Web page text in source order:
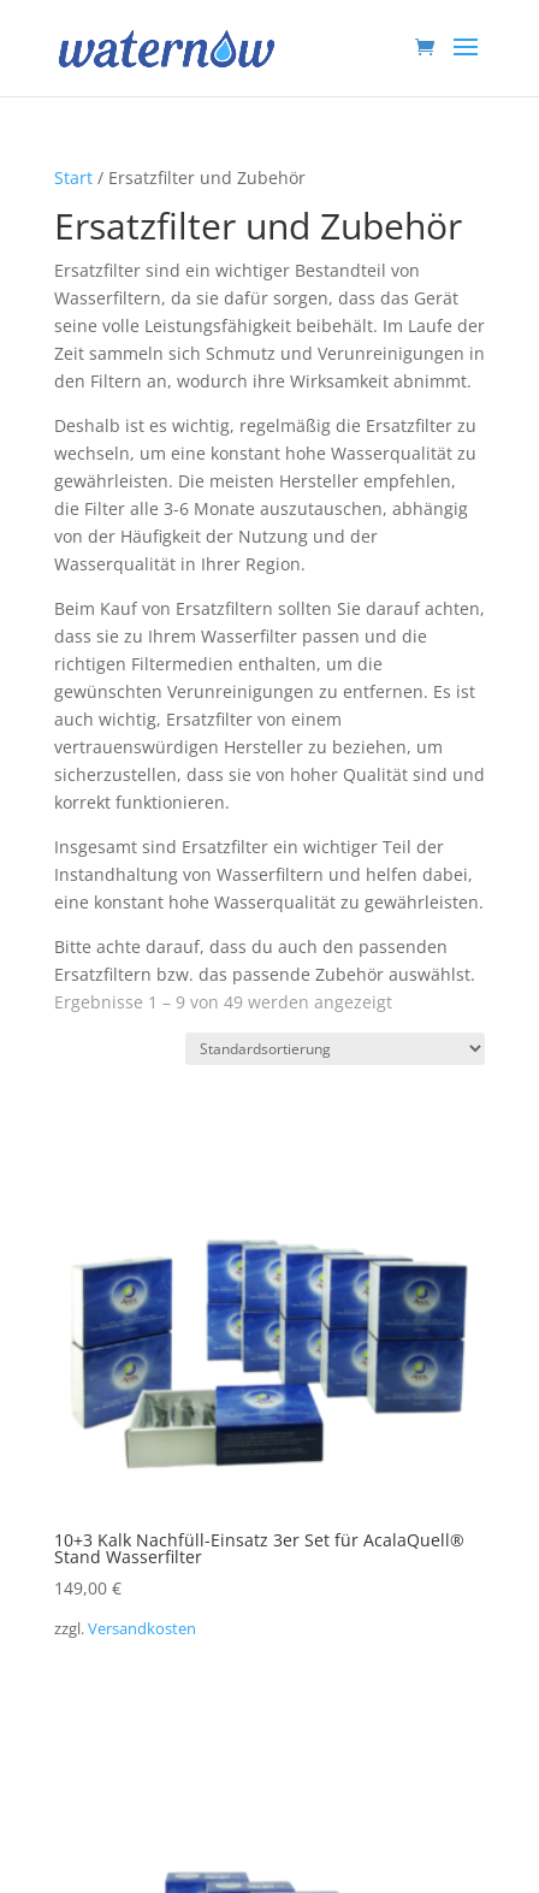
Start/ Ersatzfilter und Zubehör
Ersatzfilter und Zubehör
Ersatzfilter sind ein wichtiger Bestandteil von
Wasserfiltern, da sie dafür sorgen, dass das Gerät
seine volle Leistungsfähigkeit beibehält. Im Laufe der
Zeit sammeln sich Schmutz und Verunreinigungen in
den Filtern an, wodurch ihre Wirksamkeit abnimmt.
Deshalb ist es wichtig, regelmäßig die Ersatzfilter zu
wechseln, um eine konstant hohe Wasserqualität zu
gewährleisten. Die meisten Hersteller empfehlen,
die Filter alle 3-6 Monate auszutauschen, abhängig
von der Häufigkeit der Nutzung und der
Wasserqualität in Ihrer Region.
Beim Kauf von Ersatzfiltern sollten Sie darauf achten,
dass sie zu Ihrem Wasserfilter passen und die
richtigen Filtermedien enthalten, um die
gewünschten Verunreinigungen zu entfernen. Es ist
auch wichtig, Ersatzfilter von einem
vertrauenswürdigen Hersteller zu beziehen, um
sicherzustellen, dass sie von hoher Qualität sind und
korrekt funktionieren.
Insgesamt sind Ersatzfilter ein wichtiger Teil der
Instandhaltung von Wasserfiltern und helfen dabei,
eine konstant hohe Wasserqualität zu gewährleisten.
Bitte achte darauf, dass du auch den passenden
Ersatzfiltern bzw. das passende Zubehör auswählst.
Ergebnisse 1 – 9 von 49 werden angezeigt
10+3 Kalk Nachfüll-​Einsatz 3er Set für AcalaQuell®
Stand Wasserfilter
149,00 €
zzgl.Versandkosten